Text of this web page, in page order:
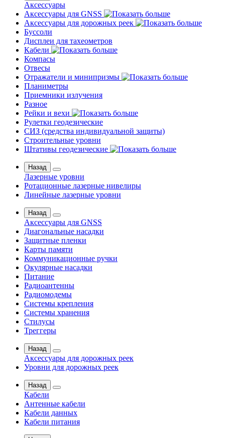
Аксессуары
Аксессуары для GNSS
Аксессуары для дорожных реек
Буссоли
Дисплеи для тахеометров
Кабели
Компасы
Отвесы
Отражатели и минипризмы
Планиметры
Приемники излучения
Разное
Рейки и вехи
Рулетки геодезические
СИЗ (средства индивидуальной защиты)
Строительные уровни
Штативы геодезические
Назад
Лазерные уровни
Ротационные лазерные нивелиры
Линейные лазерные уровни
Назад
Аксессуары для GNSS
Диагональные насадки
Защитные пленки
Карты памяти
Коммуникационные ручки
Окулярные насадки
Питание
Радиоантенны
Радиомодемы
Системы крепления
Системы хранения
Стилусы
Треггеры
Назад
Аксессуары для дорожных реек
Уровни для дорожных реек
Назад
Кабели
Антенные кабели
Кабели данных
Кабели питания